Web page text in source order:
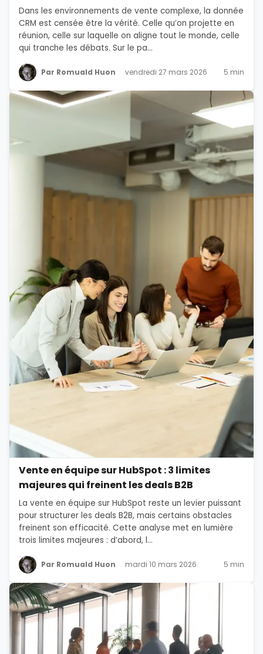
Dans les environnements de vente complexe, la donnée
CRM est censée être la vérité. Celle qu’on projette en
réunion, celle sur laquelle on aligne tout le monde, celle
qui tranche les débats. Sur le pa...
Par Romuald Huon vendredi 27 mars 2026 5 min
Vente en équipe sur HubSpot : 3 limites
majeures qui freinent les deals B2B
La vente en équipe sur HubSpot reste un levier puissant
pour structurer les deals B2B, mais certains obstacles
freinent son efficacité. Cette analyse met en lumière
trois limites majeures : d’abord, l...
Par Romuald Huon mardi 10 mars 2026 5 min